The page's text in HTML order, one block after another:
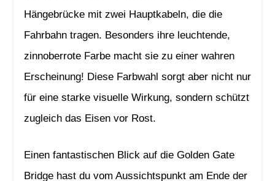
Hängebrücke mit zwei Hauptkabeln, die die
Fahrbahn tragen. Besonders ihre leuchtende,
zinnoberrote Farbe macht sie zu einer wahren
Erscheinung! Diese Farbwahl sorgt aber nicht nur
für eine starke visuelle Wirkung, sondern schützt
zugleich das Eisen vor Rost.
Einen fantastischen Blick auf die Golden Gate
Bridge hast du vom Aussichtspunkt am Ende der